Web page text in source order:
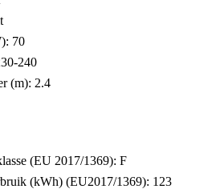
70
240
(m): 2.4
(EU 2017/1369): F
(kWh) (EU2017/1369): 123